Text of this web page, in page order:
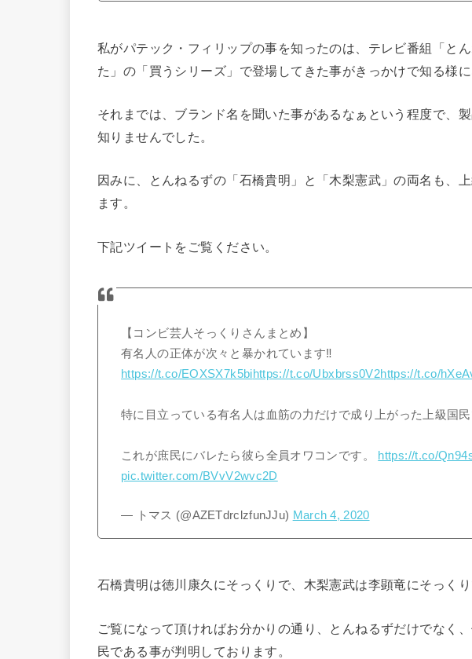
私がパテック・フィリップの事を知ったのは、テレビ番組「と
た」の「買うシリーズ」で登場してきた事がきっかけで知る様に
それまでは、ブランド名を聞いた事があるなぁという程度で、
知りませんでした。
因みに、とんねるずの「石橋貴明」と「木梨憲武」の両名も、
ます。
下記ツイートをご覧ください。
【コンビ芸人そっくりさんまとめ】
有名人の正体が次々と暴かれています‼︎
https://t.co/EOXSX7k5bihttps://t.co/Ubxbrss0V2https://t.co/
特に目立っている有名人は血筋の力だけで成り上がった上級国民
これが庶民にバレたら彼ら全員オワコンです。 https://t.co/
pic.twitter.com/BVvV2wvc2D
— トマス (@AZETdrclzfunJJu) March 4, 2020
石橋貴明は徳川康久にそっくりで、木梨憲武は李顕竜にそっくり
ご覧になって頂ければお分かりの通り、とんねるずだけでなく
民である事が判明しております。